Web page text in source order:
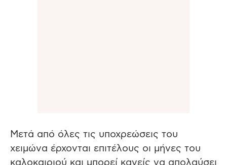
Μετά από όλες τις υποχρεώσεις του
χειμώνα έρχονται επιτέλους οι μήνες του
καλοκαιριού και μπορεί κανείς να απολαύσει